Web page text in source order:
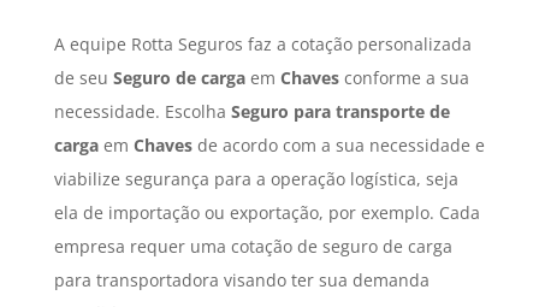
A equipe Rotta Seguros faz a cotação personalizada
de seu Seguro de cargaem Chavesconforme a sua
necessidade. Escolha Seguro para transporte de
cargaem Chavesde acordo com a sua necessidade e
viabilize segurança para a operação logística, seja
ela de importação ou exportação, por exemplo. Cada
empresa requer uma cotação de seguro de carga
para transportadora visando ter sua demanda